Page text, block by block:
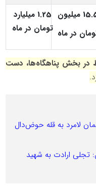
میلیون
در ماه
1.25 میلیارد
تومان در ماه
۱۴۰۴ و فقط در بخش پناهگاه‌ها، دست
لامرد به قله حوض‌دال
تجلی ارادت به شهید